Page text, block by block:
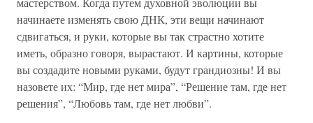
начинаете изменять свою ДНК, эти вещи начинают
сдвигаться, и руки, которые вы так страстно хотите
иметь, образно говоря, вырастают. И картины, которые
вы создадите новыми руками, будут грандиозны! И вы
назовете их: “Мир, где нет мира”, “Решение там, где нет
решения”, “Любовь там, где нет любви”.